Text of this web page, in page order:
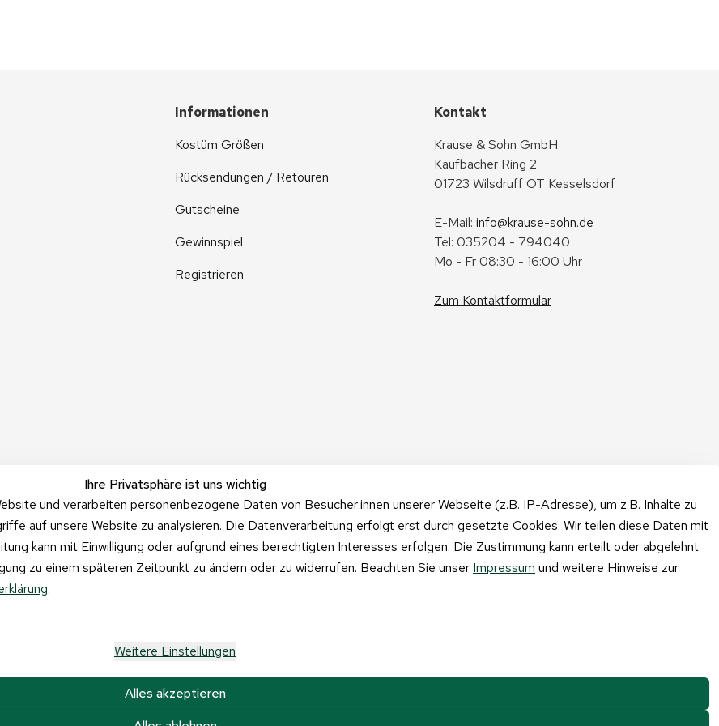
Ihre Privatsphäre ist uns wichtig
und verarbeiten personenbezogene Daten von Besucher:innen unserer Webseite (z.B. IP-Adresse), um z.B. Inhalte zu
auf unsere Website zu analysieren. Die Datenverarbeitung erfolgt erst durch gesetzte Cookies. Wir teilen diese Daten mit
kann mit Einwilligung oder aufgrund eines berechtigten Interesses erfolgen. Die Zustimmung kann erteilt oder abgelehnt
zu einem späteren Zeitpunkt zu ändern oder zu widerrufen. Beachten Sie unser Impressum und weitere Hinweise zur
.
Weitere Einstellungen
Alles akzeptieren
Informationen
Kostüm Größen
Rücksendungen / Retouren
Gutscheine
Gewinnspiel
Registrieren
Kontakt
Krause & Sohn GmbH
Kaufbacher Ring 2
01723 Wilsdruff OT Kesselsdorf
E-Mail: info@krause-sohn.de
Tel: 035204 - 794040
Mo - Fr 08:30 - 16:00 Uhr
Zum Kontaktformular